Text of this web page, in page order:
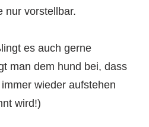
nur vorstellbar.
es auch gerne
man dem hund bei, dass
wieder aufstehen
wird!)